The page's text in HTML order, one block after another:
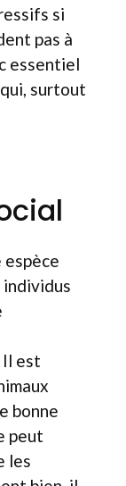
si
pas à
essentiel
surtout
individus
Il est
bonne
peut
les